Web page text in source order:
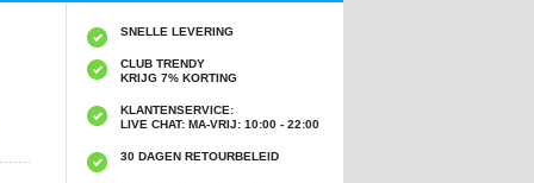
SNELLE LEVERING
CLUB TRENDY
KRIJG 7% KORTING
KLANTENSERVICE:
LIVE CHAT: MA-VRIJ: 10:00 - 22:00
30 DAGEN RETOURBELEID